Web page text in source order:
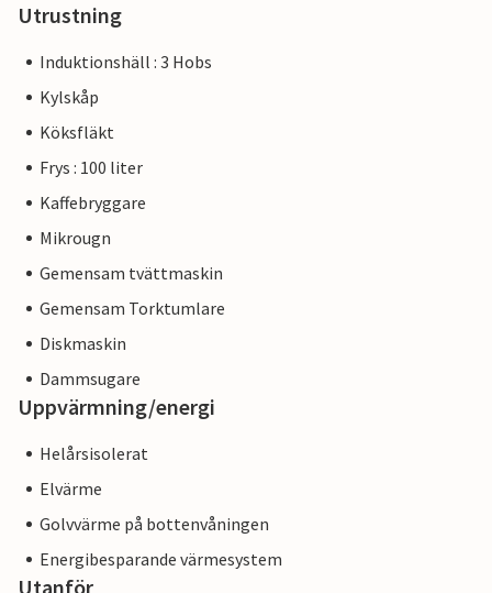
Utrustning
Induktionshäll : 3 Hobs
Kylskåp
Köksfläkt
Frys : 100 liter
Kaffebryggare
Mikrougn
Gemensam tvättmaskin
Gemensam Torktumlare
Diskmaskin
Dammsugare
Uppvärmning/energi
Helårsisolerat
Elvärme
Golvvärme på bottenvåningen
Energibesparande värmesystem
Utanför